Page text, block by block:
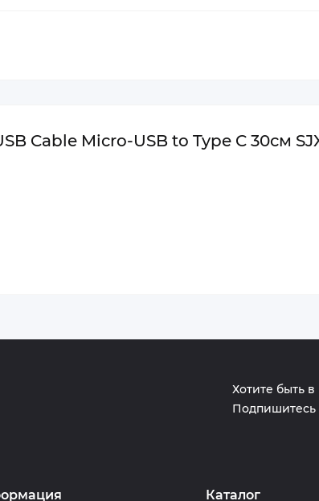
Cable Micro-USB to Type C 30см
Хотите быть
Подпишитесь
Каталог